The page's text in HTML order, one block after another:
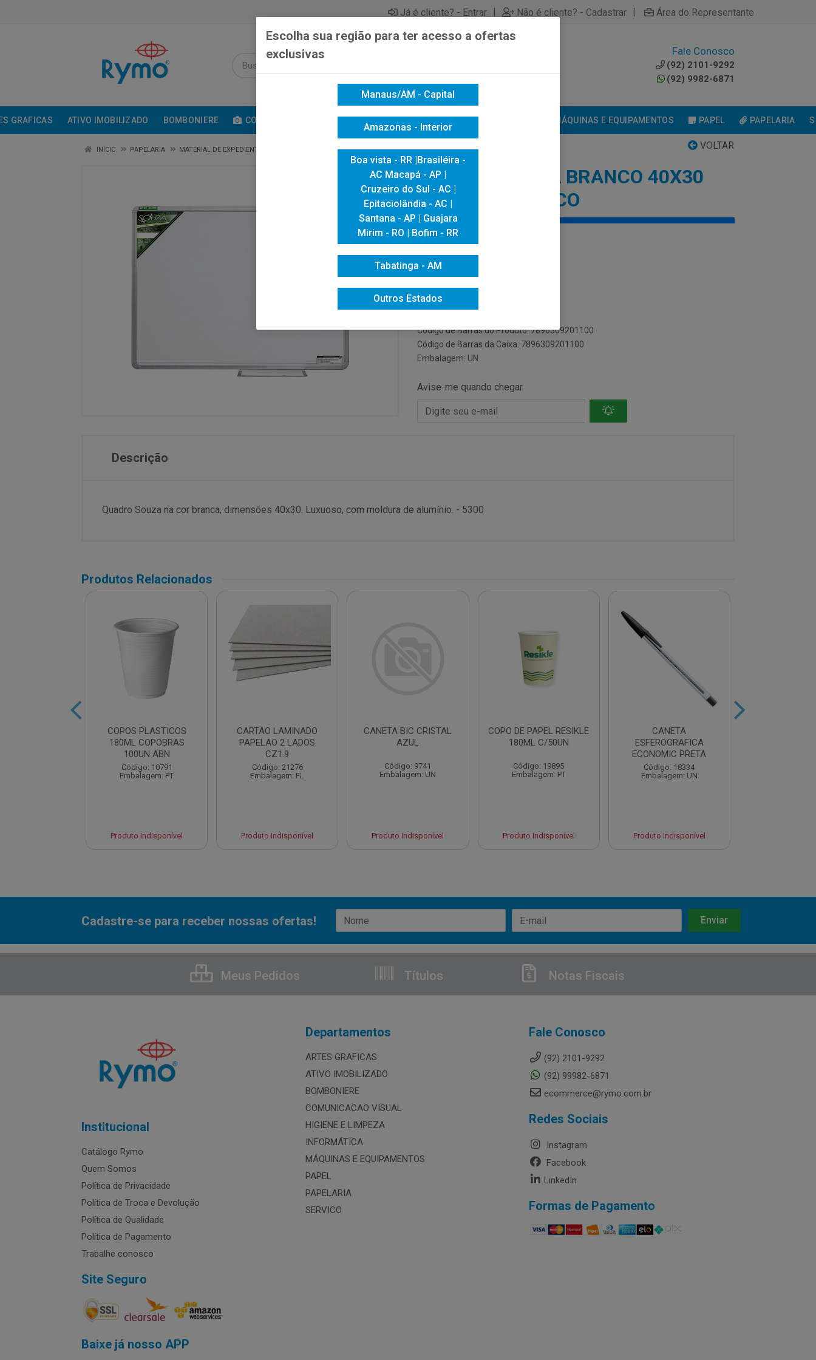
Já é cliente? - Entrar | Não é cliente? - Cadastrar | Área do Representante
Fale Conosco
(92) 2101-9292
(92) 9982-6871
GRAFICAS ATIVO IMOBILIZADO BOMBONIERE COMUNICACAO VISUAL INFORMÁTICA MÁQUINAS E EQUIPAMENTOS PAPEL PAPELARIA
VOLTAR
INÍCIO PAPELARIA MATERIAL DE EXPEDIENTE / ESCOLAR QUADRO SOUZA BRANCO 40X30 LUXO MAGNETICO
QUADRO SOUZA BRANCO 40X30
LUXO MAGNETICO
Produto Esgotado
Código do Fabricante: 5300
Código: 6643
Código de Barras do Produto: 7896309201100
Código de Barras da Caixa: 7896309201100
Embalagem: UN
Avise-me quando chegar
Descrição
Quadro Souza na cor branca, dimensões 40x30. Luxuoso, com moldura de alumínio. - 5300
Produtos Relacionados
COPOS PLASTICOS
180ML COPOBRAS
100UN ABN
Código: 10791
Embalagem: PT
Produto Indisponível
CARTAO LAMINADO
PAPELAO 2 LADOS
CZ1.9
Código: 21276
Embalagem: FL
Produto Indisponível
CANETA BIC CRISTAL
AZUL
Código: 9741
Embalagem: UN
Produto Indisponível
COPO DE PAPEL RESIKLE
180ML C/50UN
Código: 19895
Embalagem: PT
Produto Indisponível
CANETA
ESFEROGRAFICA
ECONOMIC PRETA
Código: 18334
Embalagem: UN
Produto Indisponível
Cadastre-se para receber nossas ofertas!
Meus Pedidos Títulos Notas Fiscais
Institucional
Catálogo Rymo
Quem Somos
Política de Privacidade
Política de Troca e Devolução
Política de Qualidade
Política de Pagamento
Trabalhe conosco
Site Seguro
Baixe já nosso APP
Departamentos
ARTES GRAFICAS
ATIVO IMOBILIZADO
BOMBONIERE
COMUNICACAO VISUAL
HIGIENE E LIMPEZA
INFORMÁTICA
MÁQUINAS E EQUIPAMENTOS
PAPEL
PAPELARIA
SERVICO
Fale Conosco
(92) 2101-9292
(92) 99982-6871
ecommerce@rymo.com.br
Redes Sociais
Instagram
Facebook
LinkedIn
Formas de Pagamento
Escolha sua região para ter acesso a ofertas
exclusivas
Manaus/AM - Capital
Amazonas - Interior
Boa vista - RR |Brasiléira -
AC Macapá - AP |
Cruzeiro do Sul - AC |
Epitaciolândia - AC |
Santana - AP | Guajara
Mirim - RO | Bofim - RR
Tabatinga - AM
Outros Estados